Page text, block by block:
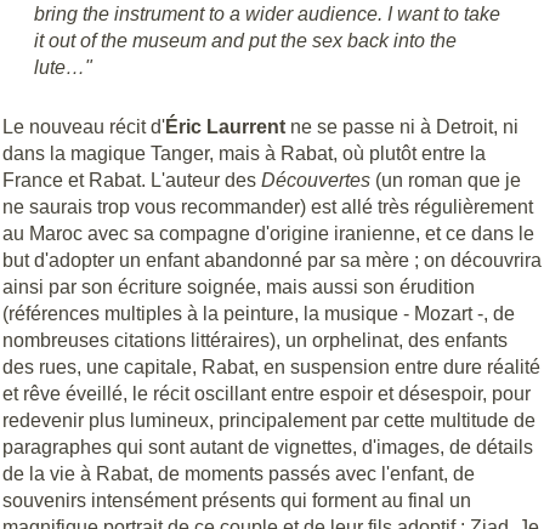
bring the instrument to a wider audience. I want to take
it out of the museum and put the sex back into the
lute…"
Le nouveau récit d'Éric Laurrent ne se passe ni à Detroit, ni
dans la magique Tanger, mais à Rabat, où plutôt entre la
France et Rabat. L'auteur des Découvertes (un roman que je
ne saurais trop vous recommander) est allé très régulièrement
au Maroc avec sa compagne d'origine iranienne, et ce dans le
but d'adopter un enfant abandonné par sa mère ; on découvrira
ainsi par son écriture soignée, mais aussi son érudition
(références multiples à la peinture, la musique - Mozart -, de
nombreuses citations littéraires), un orphelinat, des enfants
des rues, une capitale, Rabat, en suspension entre dure réalité
et rêve éveillé, le récit oscillant entre espoir et désespoir, pour
redevenir plus lumineux, principalement par cette multitude de
paragraphes qui sont autant de vignettes, d'images, de détails
de la vie à Rabat, de moments passés avec l'enfant, de
souvenirs intensément présents qui forment au final un